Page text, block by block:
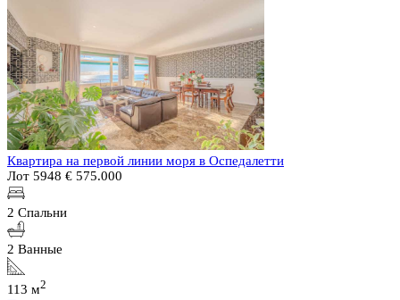
Квартира на первой линии моря в Оспедалетти
Лот 5948 € 575.000
2 Спальни
2 Ванные
113 м2